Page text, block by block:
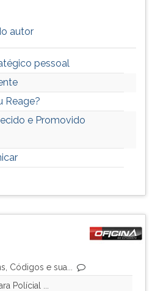
autor
pessoal
Reage?
e Promovido
Códigos e sua...
Polícial ...